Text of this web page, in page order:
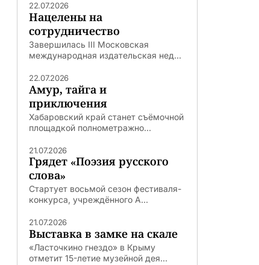
22.07.2026
Нацелены на
сотрудничество
Завершилась III Московская
международная издательская нед...
22.07.2026
Амур, тайга и
приключения
Хабаровский край станет съёмочной
площадкой полнометражно...
21.07.2026
Грядет «Поэзия русского
слова»
Стартует восьмой сезон фестиваля-
конкурса, учреждённого А...
21.07.2026
Выставка в замке на скале
«Ласточкино гнездо» в Крыму
отметит 15-летие музейной дея...